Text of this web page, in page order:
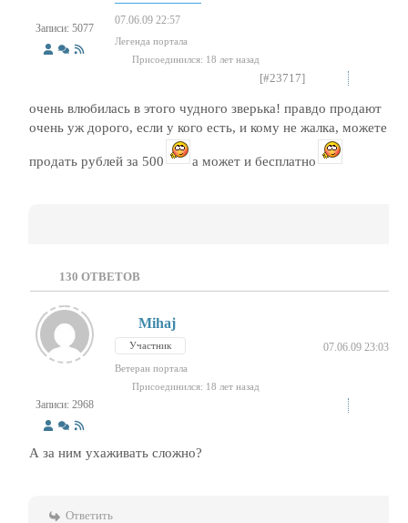
Записи: 5077
07.06.09 22:57
Легенда портала
Присоединился: 18 лет назад
[#23717]
очень влюбилась в этого чудного зверька! правдо продают
очень уж дорого, если у кого есть, и кому не жалка, можете
продать рублей за 500 а может и бесплатно
130 ОТВЕТОВ
Записи: 2968
Mihaj
Участник 07.06.09 23:03
Ветеран портала
Присоединился: 18 лет назад
А за ним ухаживать сложно?
Ответить